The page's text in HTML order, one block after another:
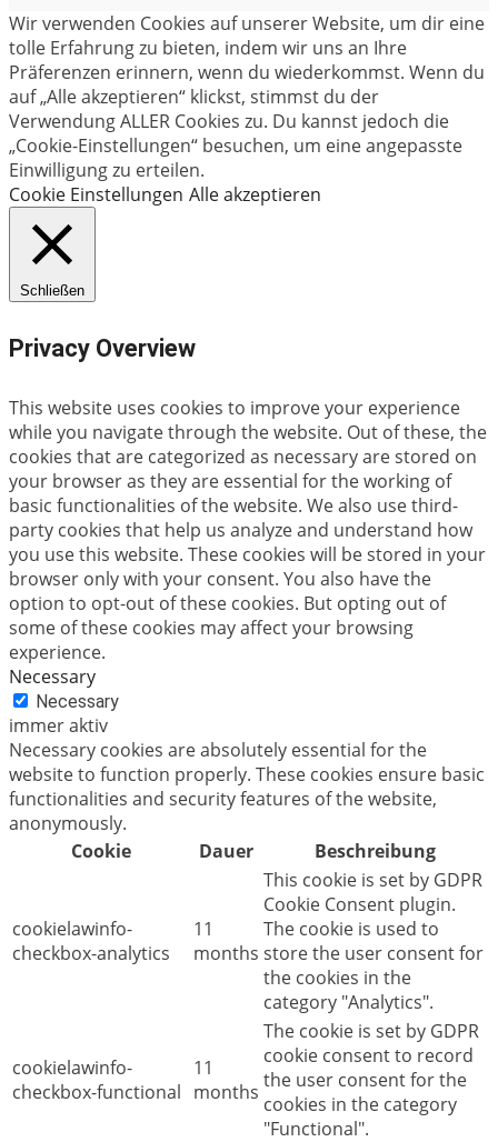
Wir verwenden Cookies auf unserer Website, um dir eine
tolle Erfahrung zu bieten, indem wir uns an Ihre
Präferenzen erinnern, wenn du wiederkommst. Wenn du
auf „Alle akzeptieren“ klickst, stimmst du der
Verwendung ALLER Cookies zu. Du kannst jedoch die
„Cookie-Einstellungen“ besuchen, um eine angepasste
Einwilligung zu erteilen.
Cookie Einstellungen Alle akzeptieren
Schließen
Privacy Overview
This website uses cookies to improve your experience
while you navigate through the website. Out of these, the
cookies that are categorized as necessary are stored on
your browser as they are essential for the working of
basic functionalities of the website. We also use third-
party cookies that help us analyze and understand how
you use this website. These cookies will be stored in your
browser only with your consent. You also have the
option to opt-out of these cookies. But opting out of
some of these cookies may affect your browsing
experience.
Necessary
Necessary
immer aktiv
Necessary cookies are absolutely essential for the
website to function properly. These cookies ensure basic
functionalities and security features of the website,
anonymously.
Cookie
Dauer Beschreibung
cookielawinfo-
checkbox-analytics
11
months
This cookie is set by GDPR
Cookie Consent plugin.
The cookie is used to
store the user consent for
the cookies in the
category "Analytics".
cookielawinfo-
checkbox-functional
11
months
The cookie is set by GDPR
cookie consent to record
the user consent for the
cookies in the category
"Functional".